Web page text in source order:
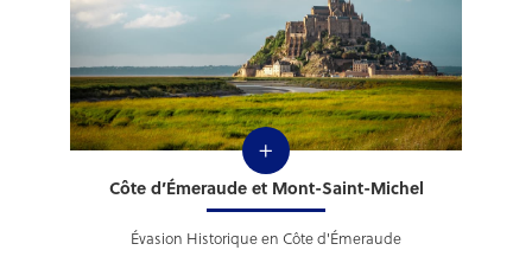
+
Côte d’Émeraude et Mont-Saint-Michel
Évasion Historique en Côte d'Émeraude